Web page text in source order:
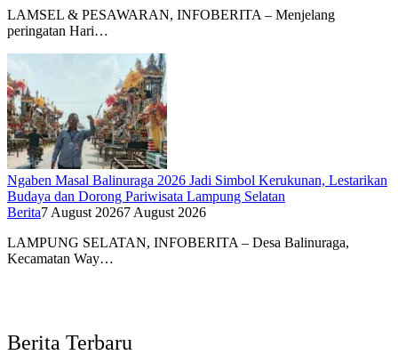
LAMSEL & PESAWARAN, INFOBERITA – Menjelang
peringatan Hari…
Ngaben Masal Balinuraga 2026 Jadi Simbol Kerukunan, Lestarikan
Budaya dan Dorong Pariwisata Lampung Selatan
Berita7 August 20267 August 2026
LAMPUNG SELATAN, INFOBERITA – Desa Balinuraga,
Kecamatan Way…
Berita Terbaru